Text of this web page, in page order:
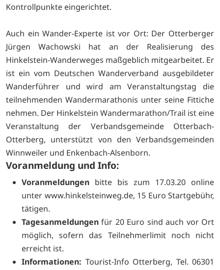
Kontrollpunkte eingerichtet.
Auch ein Wander-Experte ist vor Ort: Der Otterberger
Jürgen Wachowski hat an der Realisierung des
Hinkelstein-Wanderweges maßgeblich mitgearbeitet. Er
ist ein vom Deutschen Wanderverband ausgebildeter
Wanderführer und wird am Veranstaltungstag die
teilnehmenden Wandermarathonis unter seine Fittiche
nehmen. Der Hinkelstein Wandermarathon/Trail ist eine
Veranstaltung der Verbandsgemeinde Otterbach-
Otterberg, unterstützt von den Verbandsgemeinden
Winnweiler und Enkenbach-Alsenborn.
Voranmeldung und Info:
Voranmeldungen bitte bis zum 17.03.20 online
unter www.hinkelsteinweg.de, 15 Euro Startgebühr,
tätigen.
Tagesanmeldungenfür 20 Euro sind auch vor Ort
möglich, sofern das Teilnehmerlimit noch nicht
erreicht ist.
Informationen: Tourist-Info Otterberg, Tel. 06301